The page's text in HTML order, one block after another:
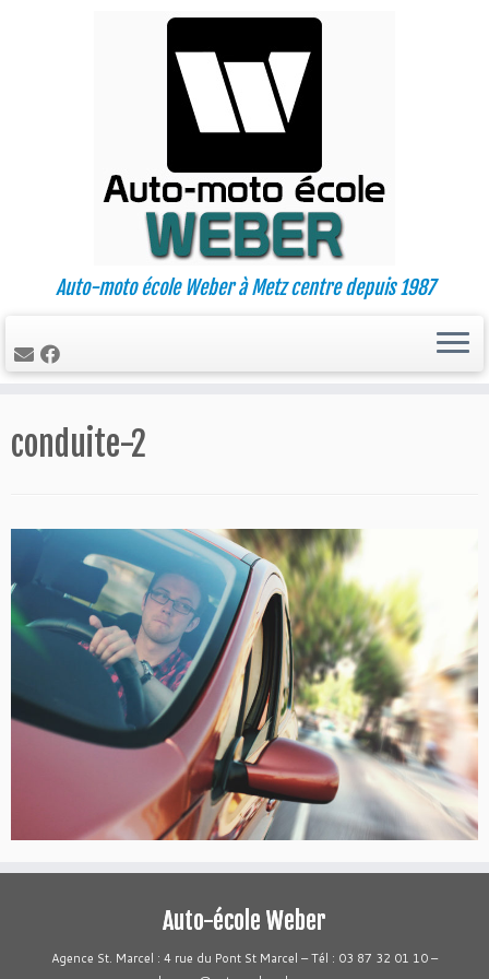
au
Auto-moto école Weber à Metz centre depuis 1987
conduite-2
Auto-école Weber
Agence St. Marcel : 4 rue du Pont St Marcel – Tél : 03 87 32 01 10 –